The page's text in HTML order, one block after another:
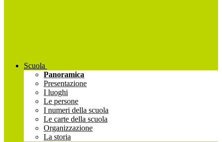
Scuola
Panoramica
Presentazione
I luoghi
Le persone
I numeri della scuola
Le carte della scuola
Organizzazione
La storia